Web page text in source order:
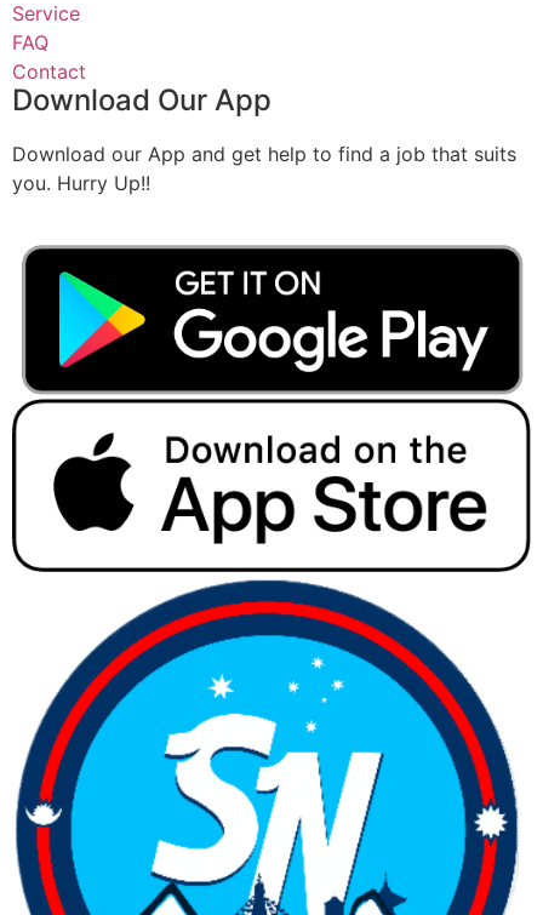
Service
FAQ
Contact
Download Our App
Download our App and get help to find a job that suits
you. Hurry Up!!